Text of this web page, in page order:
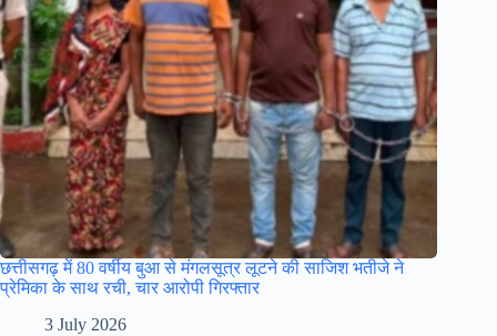
छत्तीसगढ़ में 80 वर्षीय बुआ से मंगलसूत्र लूटने की साजिश भतीजे ने
प्रेमिका के साथ रची, चार आरोपी गिरफ्तार
3 July 2026